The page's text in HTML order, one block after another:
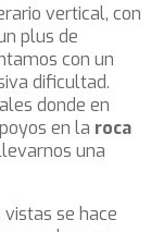
vertical, con
plus de
con un
dificultad.
donde en
en la roca
una
se hace